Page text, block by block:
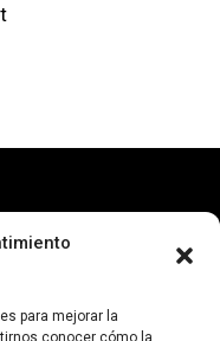
para mejorar la
conocer cómo la